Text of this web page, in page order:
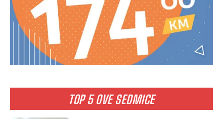
TOP 5 OVE SEDMICE